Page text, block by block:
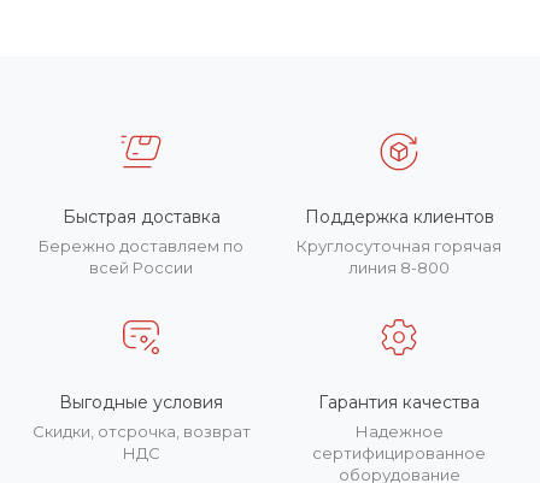
Быстрая доставка
Бережно доставляем по
всей России
Поддержка клиентов
Круглосуточная горячая
линия 8-800
Выгодные условия
Скидки, отсрочка, возврат
НДС
Гарантия качества
Надежное
сертифицированное
оборудование